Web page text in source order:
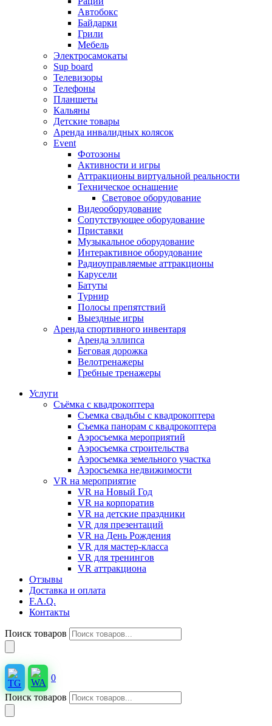
Автобокс
Байдарки
Грили
Мебель
Электросамокаты
Sup board
Телевизоры
Телефоны
Планшеты
Кальяны
Детские товары
Аренда инвалидных колясок
Event
Фотозоны
Активности и игры
Аттракционы виртуальной реальности
Техническое оснащение
Световое оборудование
Видеооборудование
Сопутствующее оборудование
Приставки
Музыкальное оборудование
Интерактивное оборудование
Радиоуправляемые аттракционы
Карусели
Батуты
Турнир
Полосы препятствий
Выездные игры
Аренда спортивного инвентаря
Аренда эллипса
Бeговая дoрожка
Велотренажеры
Гребные тренажеры
Услуги
Съёмка с квадрокоптера
Съемка свадьбы с квадрокоптера
Съемка панорам с квадрокоптера
Аэросъемка мероприятий
Аэросъемка строительства
Аэросъемка земельного участка
Аэросъемка недвижимости
VR на мероприятие
VR на Новый Год
VR на корпоратив
VR на детские праздники
VR для презентаций
VR на День Рождения
VR для мастер-класса
VR для тренингов
VR аттракциона
Отзывы
Доставка и оплата
F.A.Q.
Контакты
Поиск товаров
0
Поиск товаров